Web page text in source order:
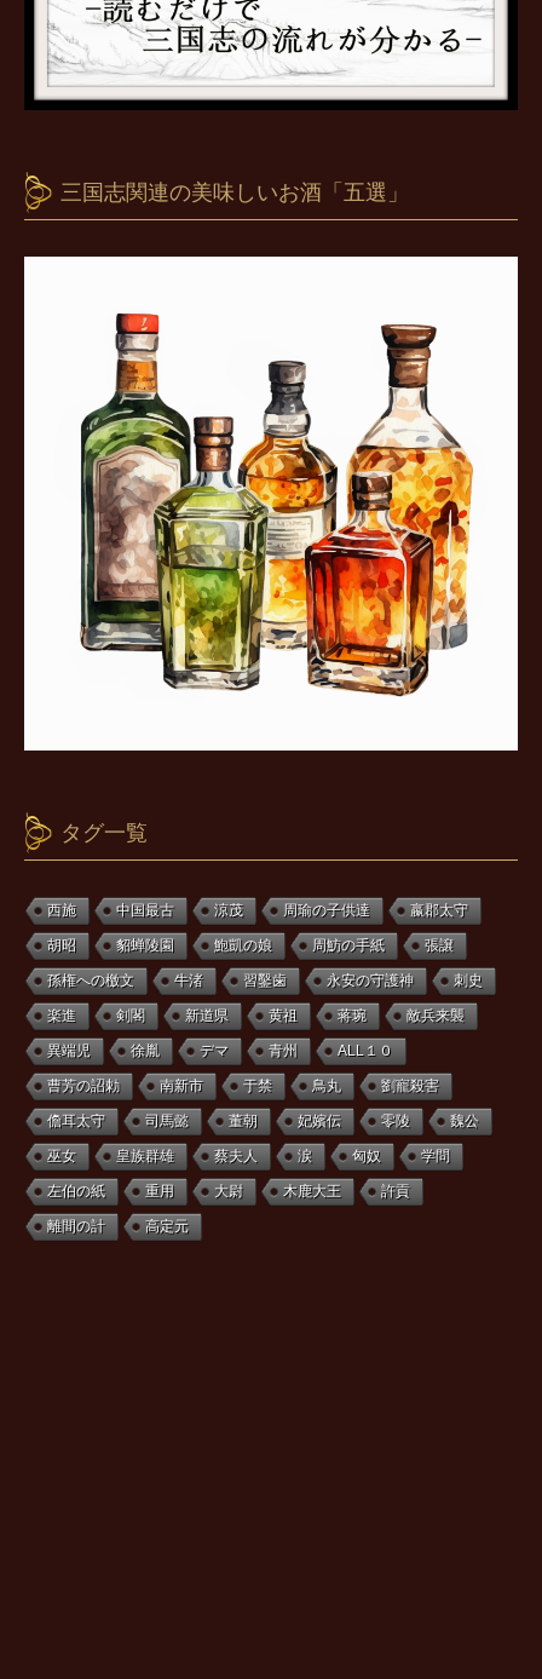
三国志関連の美味しいお酒「五選」
タグ一覧
西施 中国最古 涼茂 周瑜の子供達 嬴郡太守
胡昭 貂蝉陵園 鮑凱の娘 周魴の手紙 張譲
孫権への檄文 牛渚 習鑿歯 永安の守護神 刺史
楽進 剣閣 新道県 黄祖 蒋琬 敵兵来襲
異端児 徐胤 デマ 青州 ALL１０
曹芳の詔勅 南新市 于禁 鳥丸 劉寵殺害
儋耳太守 司馬懿 董朝 妃嬪伝 零陵 魏公
巫女 皇族群雄 蔡夫人 涙 匈奴 学問
左伯の紙 重用 大尉 木鹿大王 許貢
離間の計 高定元